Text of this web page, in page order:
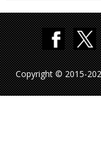
Copyright © 2015-